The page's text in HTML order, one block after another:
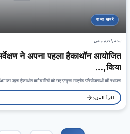
ताज़ा खबरें
سنة واحدة مضى
ने अपना पहला हैकाथॉन आयोजित
किया,…
का पहला हैकाथॉन कर्मचारियों को छह प्रमुख राष्ट्रीय परियोजनाओं की स्थापना…
اقرأ المزيد